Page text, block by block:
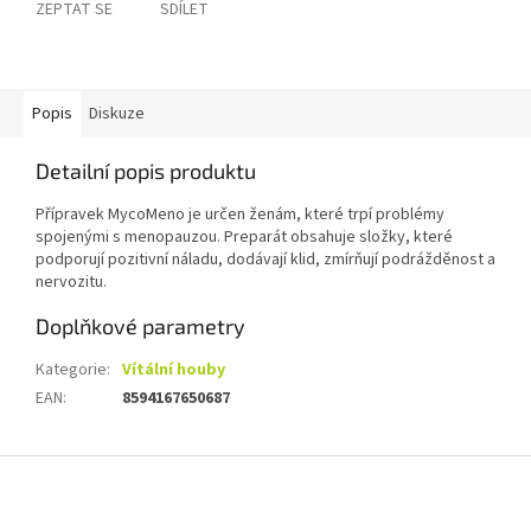
ZEPTAT SE SDÍLET
Popis Diskuze
Detailní popis produktu
Přípravek MycoMeno je určen ženám, které trpí problémy
spojenými s menopauzou. Preparát obsahuje složky, které
podporují pozitivní náladu, dodávají klid, zmírňují podrážděnost a
nervozitu.
Doplňkové parametry
Kategorie: Vítální houby
EAN: 8594167650687